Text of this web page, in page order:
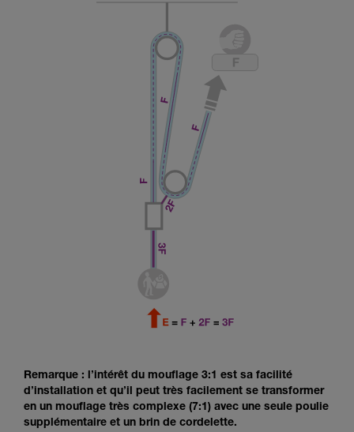
Remarque : l’intérêt du mouflage 3:1 est sa facilité
d’installation et qu’il peut très facilement se transformer
en un mouflage très complexe (7:1) avec une seule poulie
supplémentaire et un brin de cordelette.